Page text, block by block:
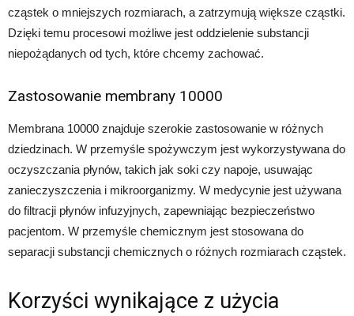
cząstek o mniejszych rozmiarach, a zatrzymują większe cząstki.
Dzięki temu procesowi możliwe jest oddzielenie substancji
niepożądanych od tych, które chcemy zachować.
Zastosowanie membrany 10000
Membrana 10000 znajduje szerokie zastosowanie w różnych
dziedzinach. W przemyśle spożywczym jest wykorzystywana do
oczyszczania płynów, takich jak soki czy napoje, usuwając
zanieczyszczenia i mikroorganizmy. W medycynie jest używana
do filtracji płynów infuzyjnych, zapewniając bezpieczeństwo
pacjentom. W przemyśle chemicznym jest stosowana do
separacji substancji chemicznych o różnych rozmiarach cząstek.
Korzyści wynikające z użycia